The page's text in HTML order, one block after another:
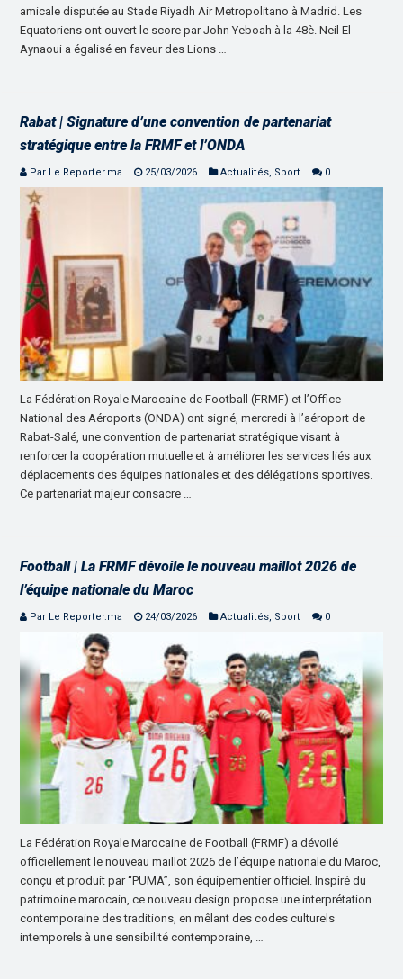
amicale disputée au Stade Riyadh Air Metropolitano à Madrid. Les
Equatoriens ont ouvert le score par John Yeboah à la 48è. Neil El
Aynaoui a égalisé en faveur des Lions …
Rabat | Signature d’une convention de partenariat
stratégique entre la FRMF et l’ONDA
Par Le Reporter.ma 25/03/2026 Actualités, Sport 0
La Fédération Royale Marocaine de Football (FRMF) et l’Office
National des Aéroports (ONDA) ont signé, mercredi à l’aéroport de
Rabat-Salé, une convention de partenariat stratégique visant à
renforcer la coopération mutuelle et à améliorer les services liés aux
déplacements des équipes nationales et des délégations sportives.
Ce partenariat majeur consacre …
Football | La FRMF dévoile le nouveau maillot 2026 de
l’équipe nationale du Maroc
Par Le Reporter.ma 24/03/2026 Actualités Sport 0
La Fédération Royale Marocaine de Football (FRMF) a dévoilé
officiellement le nouveau maillot 2026 de l’équipe nationale du Maroc,
conçu et produit par “PUMA”, son équipementier officiel. Inspiré du
patrimoine marocain, ce nouveau design propose une interprétation
contemporaine des traditions, en mêlant des codes culturels
intemporels à une sensibilité contemporaine, …